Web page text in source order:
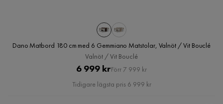
Dano Matbord 180 cm med 6 Gemmiano Matstolar, Valnöt / Vit Bouclé
Valnöt / Vit Bouclé
Pris
6 999 krOriginal
Pris
Förr 7 999 kr
Tidigare lägsta pris 6 999 kr